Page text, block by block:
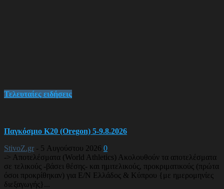
Τελευταίες ειδήσεις
Παγκόσμιο Κ20 (Oregon) 5-9.8.2026
StivoZ.gr - 5 Αυγούστου 2026 0
-> Αποτελέσματα (World Athletics) Ακολουθούν τα αποτελέσματα
σε τελικούς -βάσει θέσης- και ημιτελικούς, προκριματικούς (πρώτα
όσοι προκρίθηκαν) για Ε/Ν Ελλάδος & Κύπρου {με ημερομηνίες
διεξαγωγής}...